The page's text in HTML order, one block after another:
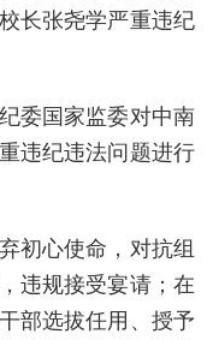
长张尧学严重违纪
委国家监委对中南
违纪违法问题进行
初心使命，对抗组
违规接受宴请；在
部选拔任用、授予